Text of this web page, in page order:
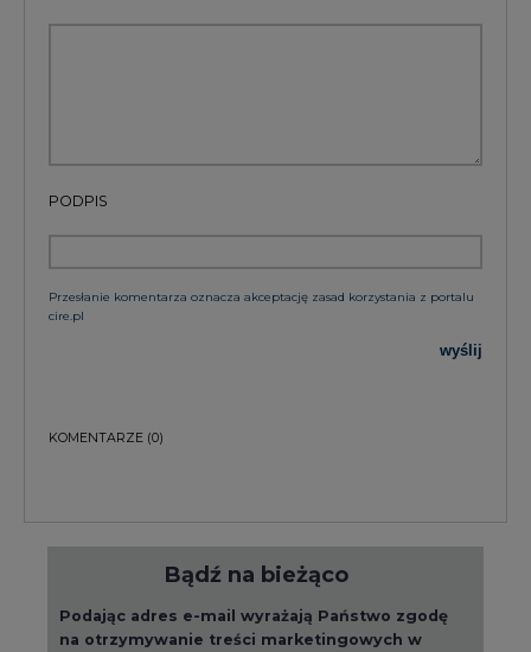
PODPIS
Przesłanie komentarza oznacza akceptację zasad korzystania z portalu
cire.pl
wyślij
KOMENTARZE (0)
Bądź na bieżąco
Podając adres e-mail wyrażają Państwo zgodę
na otrzymywanie treści marketingowych w